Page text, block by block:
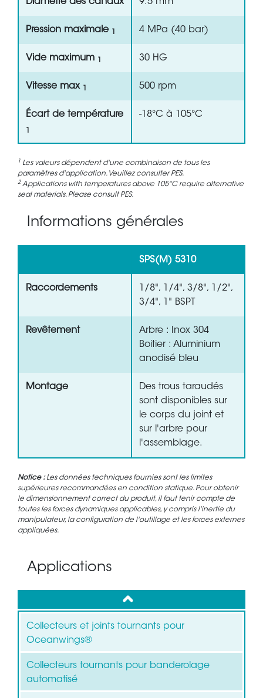
Diamètre des canaux 9.5 mm
Pression maximale 4 MPa (40 bar)
Vide maximum 30 HG
Vitesse max 500 rpm
Écart de température -18°C à 105°C
1 Les valeurs dépendent d'une combinaison de tous les
paramètres d'application. Veuillez consulter PES.
2 Applications with temperatures above 105°C require alternative
seal materials. Please consult PES.
Informations générales
SPS(M) 5310
Raccordements
1/8", 1/4", 3/8", 1/2",
3/4", 1" BSPT
Revêtement
Arbre : Inox 304
Boitier : Aluminium
anodisé bleu
Montage
Des trous taraudés
sont disponibles sur
le corps du joint et
sur l'arbre pour
l'assemblage.
Notice :Les données techniques fournies sont les limites
supérieures recommandées en condition statique. Pour obtenir
le dimensionnement correct du produit, il faut tenir compte de
toutes les forces dynamiques applicables, y compris l'inertie du
manipulateur, la configuration de l'outillage et les forces externes
appliquées.
Applications
up
Collecteurs et joints tournants pour
Oceanwings®
Collecteurs tournants pour banderolage
automatisé